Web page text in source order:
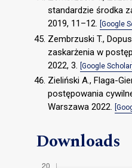
standardzie środka
2019, 11–12. [Google
Zembrzuski T.,
zaskarżenia w
2022, 3. [Google Scholar]
Zieliński A., Flaga-
postępowania
Warszawa 2022.
Downloads